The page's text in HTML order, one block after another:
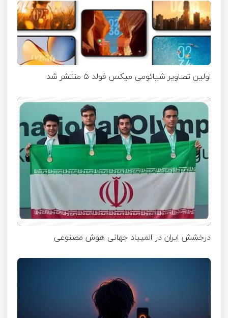
اولین تصاویر شیائومی میکس فولد ۵ منتشر شد
درخشش ایران در المپیاد جهانی هوش مصنوعی